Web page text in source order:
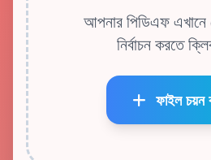
আপনার পিডিএফ এখানে
নির্বাচন করতে
ফাইল